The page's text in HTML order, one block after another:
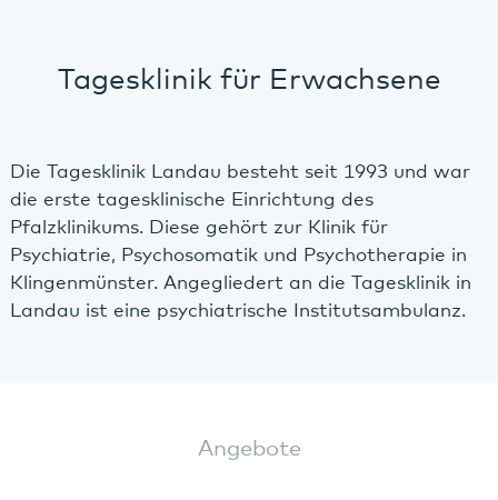
Tagesklinik für Erwachsene
Die Tagesklinik Landau besteht seit 1993 und war
die erste tagesklinische Einrichtung des
Pfalzklinikums. Diese gehört zur Klinik für
Psychiatrie, Psychosomatik und Psychotherapie in
Klingenmünster. Angegliedert an die Tagesklinik in
Landau ist eine psychiatrische Institutsambulanz.
Angebote